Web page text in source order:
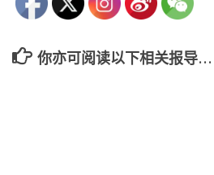
你亦可阅读以下相关报导…